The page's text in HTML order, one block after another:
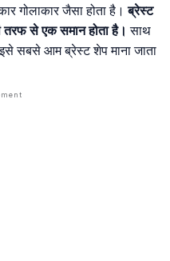
गोलाकार जैसा होता है।ब्रेस्ट
से एक समान होता है। साथ
सबसे आम ब्रेस्ट शेप माना जाता